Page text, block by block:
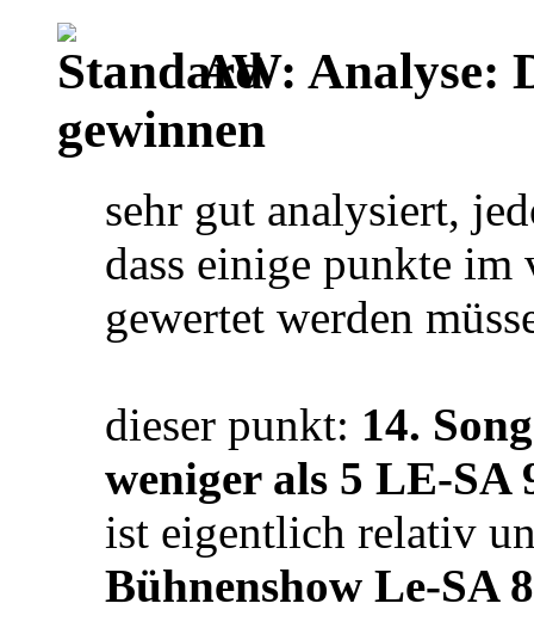
AW: Analyse:
gewinnen
sehr gut analysiert,
dass einige punkte im
gewertet werden
dieser punkt: 14.
weniger als 5 LE-SA
ist eigentlich relativ
Bühnenshow Le-SA